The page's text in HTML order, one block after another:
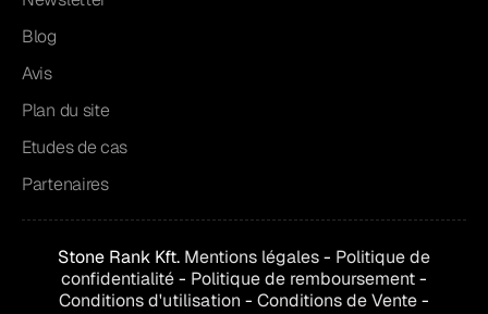
Blog
Avis
Plan du site
Etudes de cas
Partenaires
Stone Rank Kft. Mentions légales- Politique de
confidentialité- Politique de remboursement-
Conditions d'utilisation - Conditions deVente-